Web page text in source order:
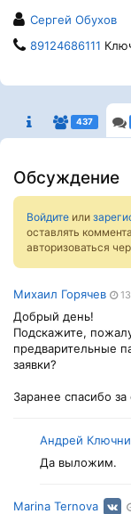
Сергей Обухов
89124686111
437
Обсуждение
Войдите или
оставлять
авторизоваться
Михаил Горячев
Добрый день!
Подскажите,
предварительные
заявки?
Заранее спасибо за
Андрей
Да выложим.
Marina Ternova